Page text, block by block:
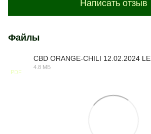
Написать отзыв
Файлы
PDF
CBD ORANGE-CHILI 12.02.2024
4.8 МБ